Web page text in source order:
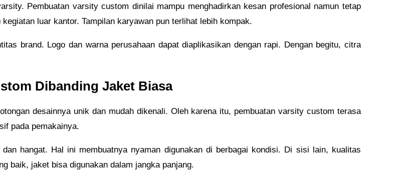
Pembuatan varsity custom dinilai mampu menghadirkan kesan profesional namun tetap
luar kantor. Tampilan karyawan pun terlihat lebih kompak.
brand. Logo dan warna perusahaan dapat diaplikasikan dengan rapi. Dengan begitu, citra
Dibanding Jaket Biasa
desainnya unik dan mudah dikenali. Oleh karena itu, pembuatan varsity custom terasa
pada pemakainya.
hangat. Hal ini membuatnya nyaman digunakan di berbagai kondisi. Di sisi lain, kualitas
baik, jaket bisa digunakan dalam jangka panjang.